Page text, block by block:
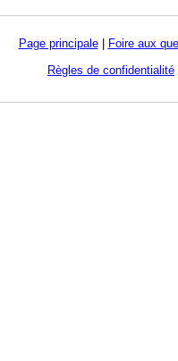
Page principale| Foire aux
Règles de confidentialité